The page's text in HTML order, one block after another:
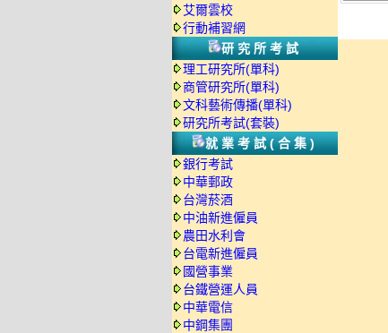
艾爾雲校
行動補習網
研究所考試
理工研究所(單科)
商管研究所(單科)
文科藝術傳播(單科)
研究所考試(套裝)
就業考試(合集)
銀行考試
中華郵政
台灣菸酒
中油新進僱員
農田水利會
台電新進僱員
國營事業
台鐵營運人員
中華電信
中鋼集團